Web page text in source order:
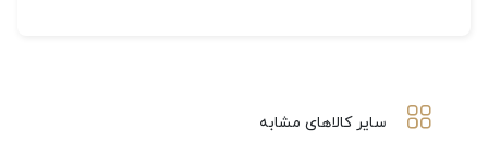
سایر کالاهای مشابه